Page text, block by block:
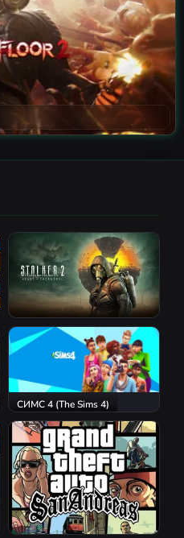
S.T.A.L.K.E.R. 2: Heart of
Chornobyl
СИМС 4 (The Sims 4)